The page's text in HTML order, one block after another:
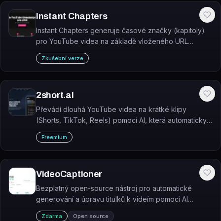
Instant Chapters
Instant Chapters generuje časové značky (kapitoly)
pro YouTube videa na základě vloženého URL
odkazu.
Zkušební verze
2short.ai
Převádí dlouhá YouTube videa na krátké klipy
(Shorts, TikTok, Reels) pomocí AI, která automaticky
vybírá nejzajímavější momenty.
Freemium
VideoCaptioner
Bezplatný open-source nástroj pro automatické
generování a úpravu titulků k videím pomocí AI
rozpoznávání řeči a LLM.
Zdarma Open source